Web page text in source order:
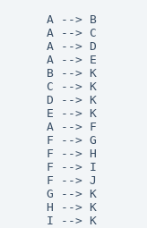
    A --> B
    A --> C
    A --> D
    A --> E
    B --> K
    C --> K
    D --> K
    E --> K
    A --> F
    F --> G
    F --> H
    F --> I
    F --> J
    G --> K
    H --> K
    I --> K